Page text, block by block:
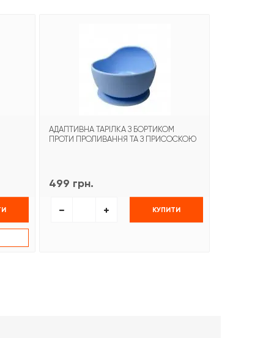
АДАПТИВНА ТАРІЛКА З БОРТИКОМ
ПРОТИ ПРОЛИВАННЯ ТА З ПРИСОСКОЮ
499 грн.
КУПИТИ